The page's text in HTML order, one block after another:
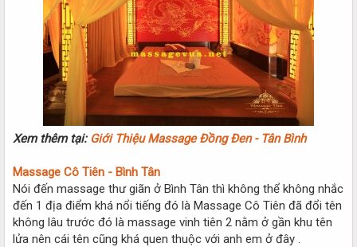
Xem thêm tại: Giới Thiệu Massage Đồng Đen - Tân Bình
Massage Cô Tiên - Bình Tân
Nói đến massage thư giãn ở Bình Tân thì không thể không nhắc
đến 1 địa điểm khá nổi tiếng đó là Massage Cô Tiên đã đổi tên
không lâu trước đó là massage vinh tiên 2 nằm ở gần khu tên
lửa nên cái tên cũng khá quen thuộc với anh em ở đây .